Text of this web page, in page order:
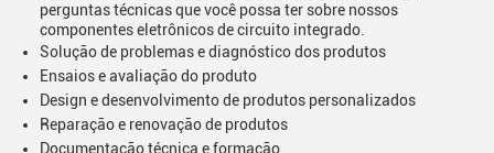
perguntas técnicas que você possa ter sobre nossos
componentes eletrônicos de circuito integrado.
Solução de problemas e diagnóstico dos produtos
Ensaios e avaliação do produto
Design e desenvolvimento de produtos personalizados
Reparação e renovação de produtos
Documentação técnica e formação